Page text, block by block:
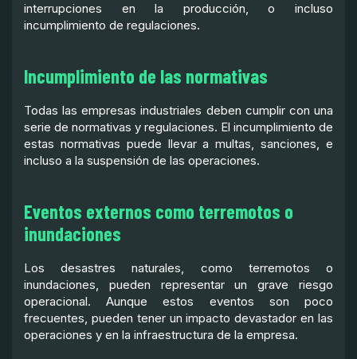
interrupciones en la producción, o incluso
incumplimiento de regulaciones.
Incumplimiento de las normativas
Todas las empresas industriales deben cumplir con una
serie de normativas y regulaciones. El incumplimiento de
estas normativas puede llevar a multas, sanciones, e
incluso a la suspensión de las operaciones.
Eventos externos como terremotos o
inundaciones
Los desastres naturales, como terremotos o
inundaciones, pueden representar un grave riesgo
operacional. Aunque estos eventos son poco
frecuentes, pueden tener un impacto devastador en las
operaciones y en la infraestructura de la empresa.